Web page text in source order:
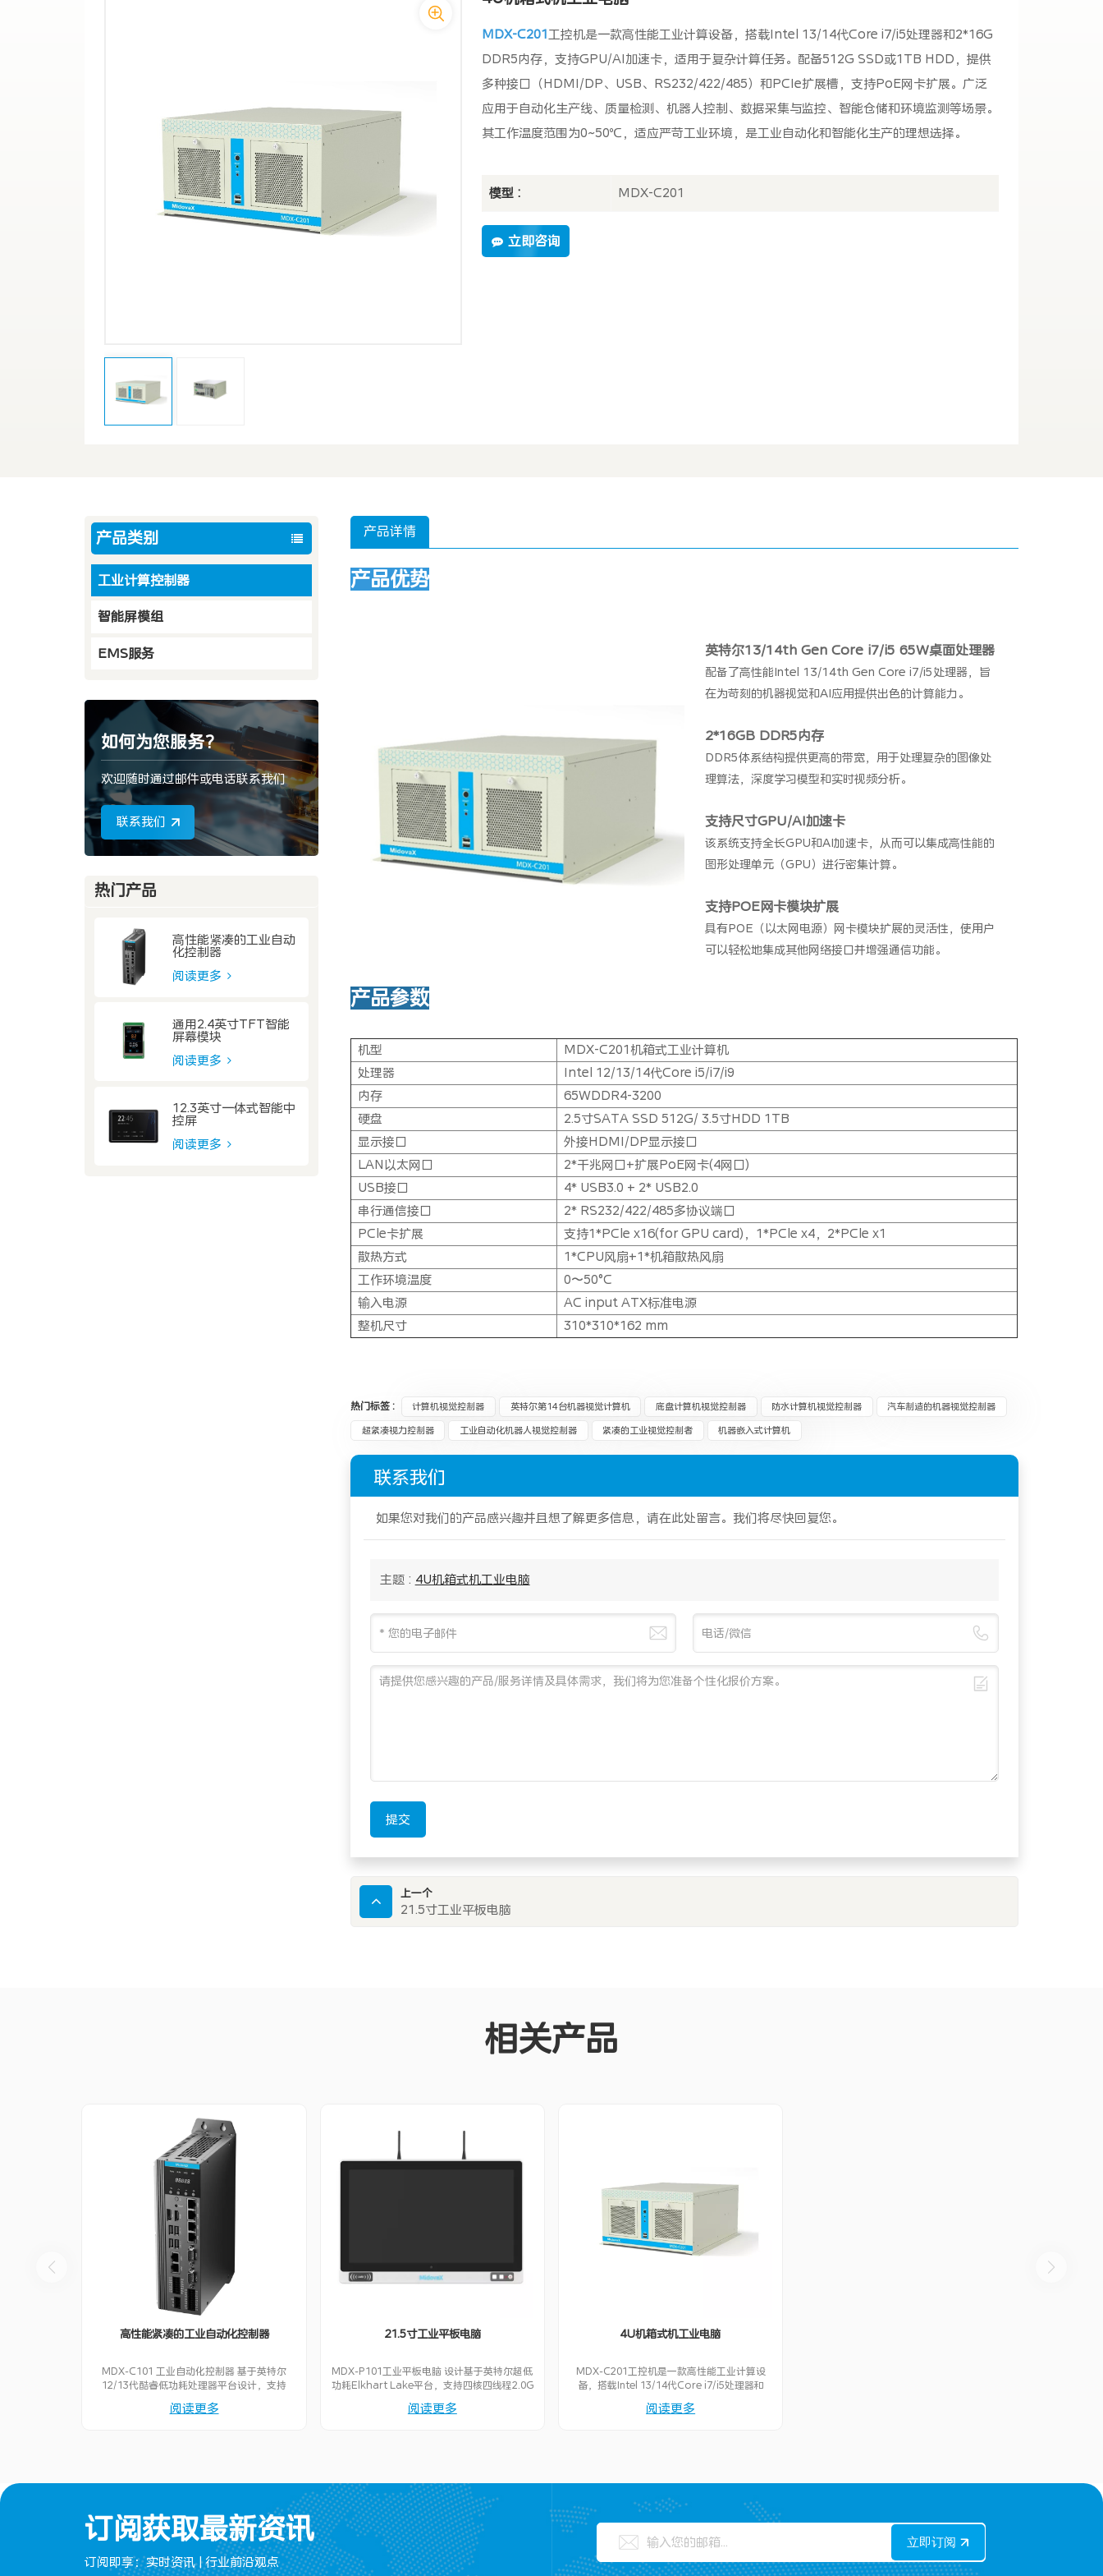
MDX-C201 工控机是一款高性能工业计算设备，搭载Intel 13/14代Core i7/i5处理器和2*16G
DDR5内存，支持GPU/AI加速卡，适用于复杂计算任务。配备512G SSD或1TB HDD，提供
多种接口（HDMI/DP、USB、RS232/422/485）和PCIe扩展槽，支持PoE网卡扩展。广泛
应用于自动化生产线、质量检测、机器人控制、数据采集与监控、智能仓储和环境监测等场景。
其工作温度范围为0~50℃，适应严苛工业环境，是工业自动化和智能化生产的理想选择。
模型 : MDX-C201
立即咨询
产品类别
工业计算控制器
智能屏模组
EMS服务
如何为您服务?
欢迎随时通过邮件或电话联系我们
联系我们
热门产品
高性能紧凑的工业自动
化控制器
阅读更多
通用2.4英寸TFT智能
屏幕模块
阅读更多
12.3英寸一体式智能中
控屏
阅读更多
产品详情
产品优势
英特尔13/14th Gen Core i7/i5 65W桌面处理器
配备了高性能Intel 13/14th Gen Core i7/i5处理器，旨
在为苛刻的机器视觉和AI应用提供出色的计算能力。
2*16GB DDR5内存
DDR5体系结构提供更高的带宽，用于处理复杂的图像处
理算法，深度学习模型和实时视频分析。
支持尺寸GPU/AI加速卡
该系统支持全长GPU和AI加速卡，从而可以集成高性能的
图形处理单元（GPU）进行密集计算。
支持POE网卡模块扩展
具有POE（以太网电源）网卡模块扩展的灵活性，使用户
可以轻松地集成其他网络接口并增强通信功能。
产品参数
机型
MDX-C201机箱式工业计算机
处理器
Intel 12/13/14代Core i5/i7/i9
内存
65WDDR4-3200
硬盘
2.5寸SATA SSD 512G/ 3.5寸HDD 1TB
显示接口
外接HDMI/DP显示接口
LAN以太网口
2*千兆网口+扩展PoE网卡(4网口)
USB接口
4* USB3.0 + 2* USB2.0
串行通信接口
2* RS232/422/485多协议端口
PCle卡扩展
支持1*PCle x16(for GPU card)，1*PCle x4，2*PCle x1
散热方式
1*CPU风扇+1*机箱散热风扇
工作环境温度
0〜50°C
输入电源
AC input ATX标准电源
整机尺寸
310*310*162 mm
热门标签 : 计算机视觉控制器 英特尔第14台机器视觉计算机 底盘计算机视觉控制器 防水计算机视觉控制器 汽车制造的机器视觉控制器
超紧凑视力控制器 工业自动化机器人视觉控制器 紧凑的工业视觉控制者 机器嵌入式计算机
联系我们
如果您对我们的产品感兴趣并且想了解更多信息，请在此处留言。我们将尽快回复您。
主题 : 4U机箱式机工业电脑
提交
上一个
21.5寸工业平板电脑
相关产品
高性能紧凑的工业自动化控制器
MDX-C101 工业自动化控制器 基于英特尔
12/13代酷睿低功耗处理器平台设计，支持
i7/i5/赛扬系列处理器。 采用CPU板和扩展IO
板的模组化设计，支持RS232/422/485、
线通讯模块灵活扩展。支持Window & Linux
优，适用于工业自动化控制和视觉运动控制一
体化应用场景。
阅读更多
21.5寸工业平板电脑
MDX-P101工业平板电脑 设计基于英特尔超低
功耗Elkhart Lake平台，支持四核四线程2.0G
主频处理器，采用21.5寸大尺寸显示触摸屏，
宽视角、高亮度、长寿命背光设计，投射式电
Bluetooth、4G LTE、5G等无线通讯方式。
整机采用全铝机身设计，结构坚固，抗震性
能、散热性能良好，前面板达到IP65防护等
级，支持-20~60℃ 宽温度范围，9~36VDC宽
电压输入范围，适用于工业制造现场环境。内
置扬声器单元，可选装NFC/RFID读卡器、扫
码器、摄像头组件，前面板快捷操作按键支持
阅读更多
4U机箱式机工业电脑
MDX-C201工控机是一款高性能工业计算设
备，搭载Intel 13/14代Core i7/i5处理器和
2*16G DDR5内存，支持GPU/AI加速卡，适用
于复杂计算任务。配备512G SSD或1TB
和环境监测等场景。其工作温度范围为
0~50℃，适应严苛工业环境，是工业自动化和
智能化生产的理想选择。
阅读更多
订阅获取最新资讯
订阅即享：实时资讯 | 行业前沿观点